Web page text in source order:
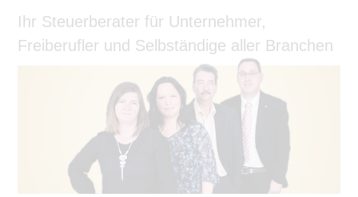
Ihr Steuerberater für Unternehmer,
Freiberufler und Selbständige aller Branchen